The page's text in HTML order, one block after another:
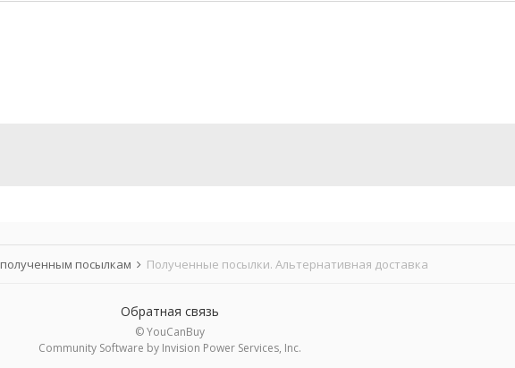
посылкам Полученные посылки. Альтернативная доставка
Обратная связь
© YouCanBuy
Community Software by Invision Power Services, Inc.